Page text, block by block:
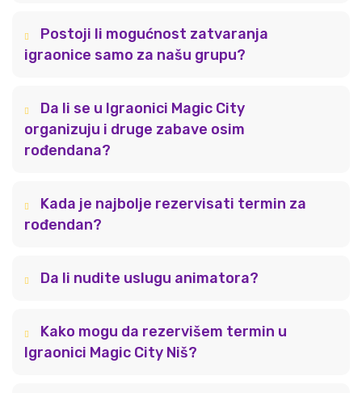
Postoji li mogućnost zatvaranja
igraonice samo za našu grupu?
Da li se u Igraonici Magic City
organizuju i druge zabave osim
rođendana?
Kada je najbolje rezervisati termin za
rođendan?
Da li nudite uslugu animatora?
Kako mogu da rezervišem termin u
Igraonici Magic City Niš?